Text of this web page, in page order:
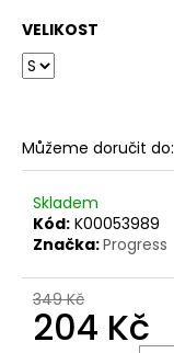
VELIKOST
Můžeme doručit do:
Skladem
Kód: K00053989
Značka:Progress
349 Kč
204 Kč
o
p
u
č
u